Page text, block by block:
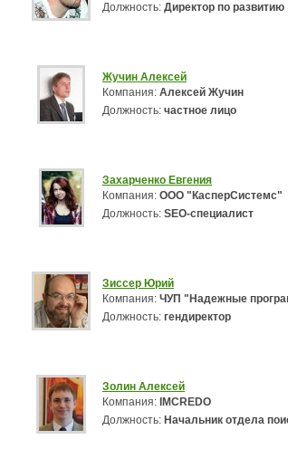
Должность: Директор по развитию
Жучин Алексей
Компания: Алексей Жучин
Должность: частное лицо
Захарченко Евгения
Компания: ООО "КасперСистемс"
Должность: SEO-специалист
Зиссер Юрий
Компания: ЧУП "Надежные
Должность: гендиректор
Золин Алексей
Компания: IMCREDO
Должность: Начальник отдела